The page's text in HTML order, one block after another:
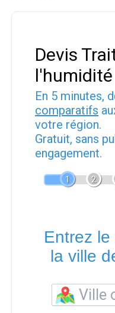
Devis
l'humidité
En 5 minutes,
comparatifs
votre région.
Gratuit, sans
engagement.
1 2
Entrez
la ville